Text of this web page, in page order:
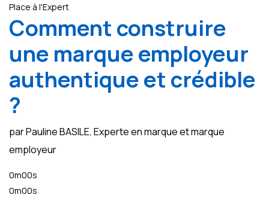
Place à l'Expert
Comment construire
une marque employeur
authentique et crédible
?
par Pauline BASILE, Experte en marque et marque
employeur
0m00s
0m00s